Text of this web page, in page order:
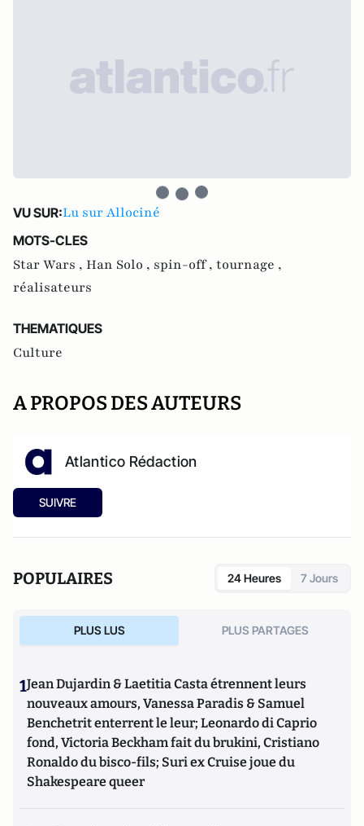
VU SUR:Lu sur Allociné
MOTS-CLES
Star Wars , Han Solo , spin-off , tournage ,
réalisateurs
THEMATIQUES
Culture
A PROPOS DES AUTEURS
Atlantico Rédaction
SUIVRE
POPULAIRES 24 Heures 7 Jours
PLUS LUS PLUS PARTAGES
1Jean Dujardin & Laetitia Casta étrennent leurs
nouveaux amours, Vanessa Paradis & Samuel
Benchetrit enterrent le leur; Leonardo di Caprio
fond, Victoria Beckham fait du brukini, Cristiano
Ronaldo du bisco-fils; Suri ex Cruise joue du
Shakespeare queer